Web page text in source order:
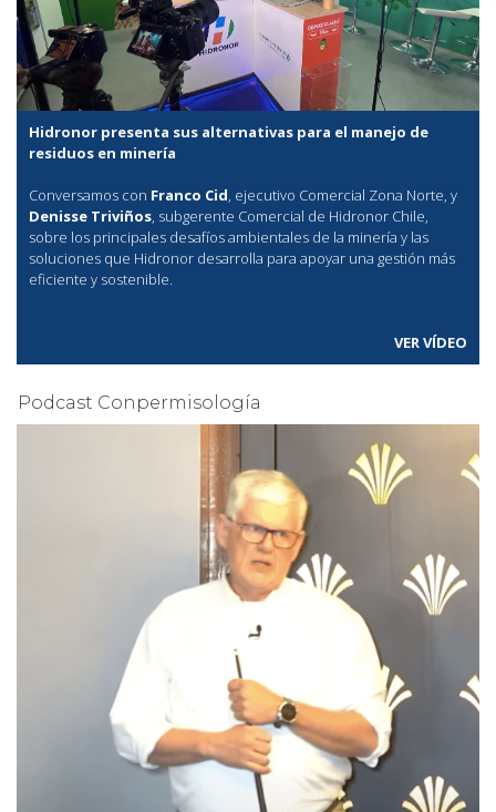
Hidronor presenta sus alternativas para el manejo de
residuos en minería
Conversamos con Franco Cid, ejecutivo Comercial Zona Norte, y
Denisse Triviños, subgerente Comercial de Hidronor Chile,
sobre los principales desafíos ambientales de la minería y las
soluciones que Hidronor desarrolla para apoyar una gestión más
eficiente y sostenible.
VER VÍDEO
Podcast Conpermisología